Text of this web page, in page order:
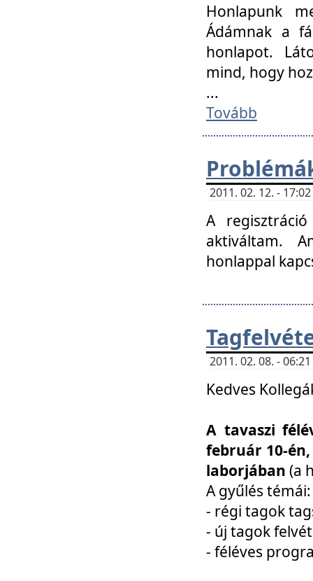
Honlapunk
Ádámnak a
honlapot.
mind, hogy
...
Tovább
2011. 02. 12. -
A
aktiváltam.
honlappal
2011. 02. 08. -
Kedves
A tavaszi
február 10-
laborjában (a
A gyűlés témái:
- régi tagok
- új tagok
- féléves